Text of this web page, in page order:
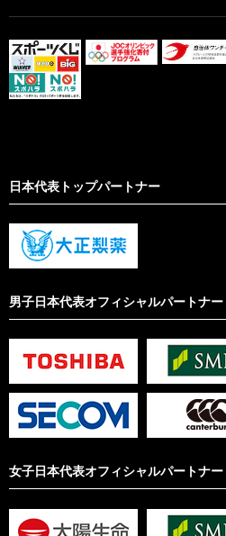
日本代表トップパートナー
男子日本代表オフィシャルパートナー
女子日本代表オフィシャルパートナー